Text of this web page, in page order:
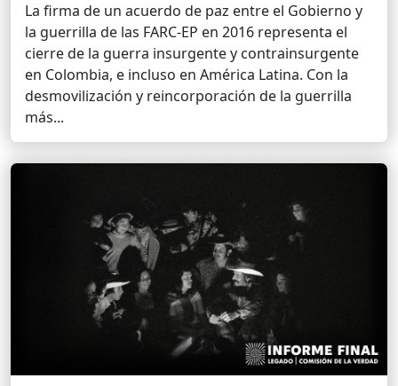
La firma de un acuerdo de paz entre el Gobierno y
la guerrilla de las FARC-EP en 2016 representa el
cierre de la guerra insurgente y contrainsurgente
en Colombia, e incluso en América Latina. Con la
desmovilización y reincorporación de la guerrilla
más...